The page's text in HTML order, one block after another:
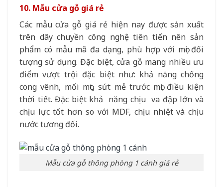
10. Mẫu cửa gỗ giá rẻ
Các mẫu cửa gỗ giá rẻ hiện nay được sản xuất
trên dây chuyền công nghệ tiên tiến nên sản
phẩm có mẫu mã đa dạng, phù hợp với mọi đối
tượng sử dụng. Đặc biệt, cửa gỗ mang nhiều ưu
điểm vượt trội đặc biệt như: khả năng chống
cong vênh, mối mọt, sứt mẻ trước mọi điều kiện
thời tiết. Đặc biệt khả năng chịu va đập lớn và
chịu lực tốt hơn so với MDF, chịu nhiệt và chịu
nước tương đối.
Mẫu cửa gỗ thông phòng 1 cánh giá rẻ